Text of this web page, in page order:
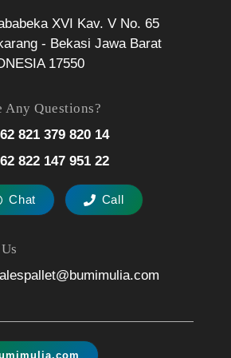
XVI Kav. V No. 65
- Bekasi Jawa Barat
17550
Any Questions?
821 379 820 14
822 147 951 22
Chat Call